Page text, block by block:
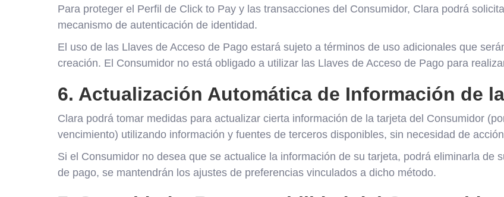
Para proteger el Perfil de Click to Pay y las transacciones del Consumidor, Clara podrá
mecanismo de autenticación de identidad.
El uso de las Llaves de Acceso de Pago estará sujeto a términos de uso adicionales que
creación. El Consumidor no está obligado a utilizar las Llaves de Acceso de Pago para
6. Actualización Automática de Información de
Clara podrá tomar medidas para actualizar cierta información de la tarjeta del Consumidor
vencimiento) utilizando información y fuentes de terceros disponibles, sin necesidad de
Si el Consumidor no desea que se actualice la información de su tarjeta, podrá eliminarla de
de pago, se mantendrán los ajustes de preferencias vinculados a dicho método.